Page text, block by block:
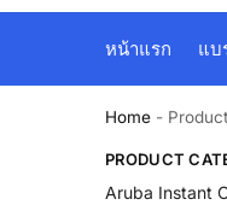
หน้าแรก แบ
Home -
PRODUCT
Aruba Instant